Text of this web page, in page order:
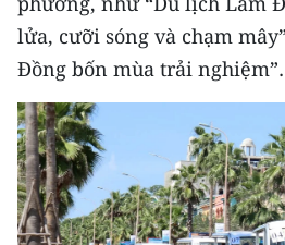
lửa, cưỡi sóng và chạm
Đồng bốn mùa trải